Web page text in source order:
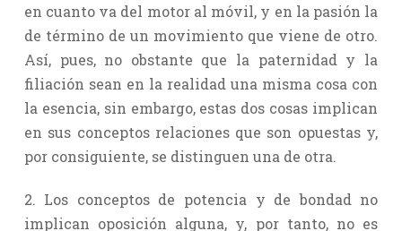
en cuanto va del motor al móvil, y en la pasión la
de término de un movimiento que viene de otro.
Así, pues, no obstante que la paternidad y la
filiación sean en la realidad una misma cosa con
la esencia, sin embargo, estas dos cosas implican
en sus conceptos relaciones que son opuestas y,
por consiguiente, se distinguen una de otra.
2. Los conceptos de potencia y de bondad no
implican oposición alguna, y, por tanto, no es